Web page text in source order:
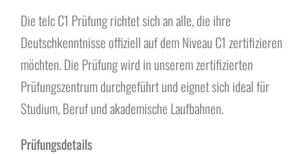
Über uns
Die telc C1 Prüfung richtet sich an alle, die ihre
Deutschkenntnisse offiziell auf dem Niveau C1 zertifizieren
möchten. Die Prüfung wird in unserem zertifizierten
Prüfungszentrum durchgeführt und eignet sich ideal für
Studium, Beruf und akademische Laufbahnen.
Prüfungsdetails